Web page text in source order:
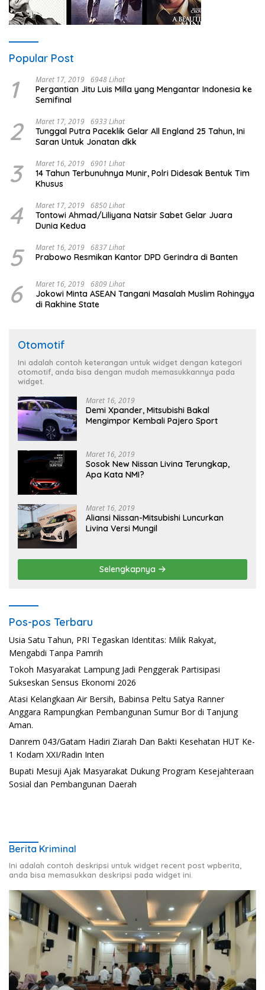
Popular Post
1 Maret 17, 2019 6948 Lihat
Pergantian Jitu Luis Milla yang Mengantar Indonesia ke
Semifinal
2 Maret 17, 2019 6933 Lihat
Tunggal Putra Paceklik Gelar All England 25 Tahun, Ini
Saran Untuk Jonatan dkk
3 Maret 16, 2019 6901 Lihat
14 Tahun Terbunuhnya Munir, Polri Didesak Bentuk Tim
Khusus
4 Maret 17, 2019 6850 Lihat
Tontowi Ahmad/Liliyana Natsir Sabet Gelar Juara
Dunia Kedua
5 Maret 16, 2019 6837 Lihat
Prabowo Resmikan Kantor DPD Gerindra di Banten
6 Maret 16, 2019 6809 Lihat
Jokowi Minta ASEAN Tangani Masalah Muslim Rohingya
di Rakhine State
Otomotif
Ini adalah contoh keterangan untuk widget dengan kategori
otomotif, anda bisa dengan mudah memasukkannya pada
widget.
Maret 16, 2019
Demi Xpander, Mitsubishi Bakal
Mengimpor Kembali Pajero Sport
Maret 16, 2019
Sosok New Nissan Livina Terungkap,
Apa Kata NMI?
Maret 16, 2019
Aliansi Nissan-Mitsubishi Luncurkan
Livina Versi Mungil
Selengkapnya
Pos-pos Terbaru
Usia Satu Tahun, PRI Tegaskan Identitas: Milik Rakyat,
Mengabdi Tanpa Pamrih
Tokoh Masyarakat Lampung Jadi Penggerak Partisipasi
Sukseskan Sensus Ekonomi 2026
Atasi Kelangkaan Air Bersih, Babinsa Peltu Satya Ranner
Anggara Rampungkan Pembangunan Sumur Bor di Tanjung
Aman.
Danrem 043/Gatam Hadiri Ziarah Dan Bakti Kesehatan HUT Ke-
1 Kodam XXI/Radin Inten
Bupati Mesuji Ajak Masyarakat Dukung Program Kesejahteraan
Sosial dan Pembangunan Daerah
Berita Kriminal
Ini adalah contoh deskripsi untuk widget recent post wpberita,
anda bisa memasukkan deskripsi pada widget ini.